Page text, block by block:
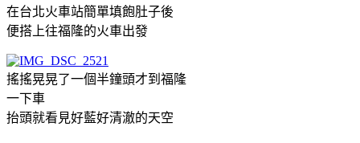
在台北火車站簡單填飽肚子後
便搭上往福隆的火車出發
搖搖晃晃了一個半鐘頭才到福隆
一下車
抬頭就看見好藍好清澈的天空